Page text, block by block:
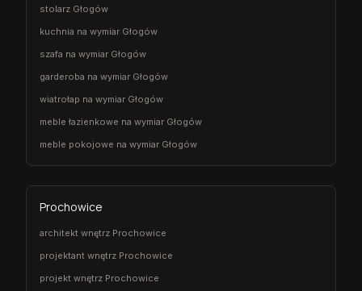
stolarz Głogów
kuchnia na wymiar Głogów
szafa na wymiar Głogów
garderoba na wymiar Głogów
wiatrołap na wymiar Głogów
meble łazienkowe na wymiar Głogów
meble pokojowe na wymiar Głogów
Prochowice
architekt wnętrz Prochowice
projektant wnętrz Prochowice
projekt wnętrz Prochowice